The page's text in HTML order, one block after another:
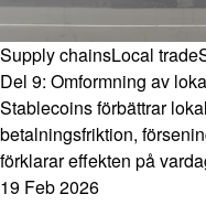
Supply chainsLocal trade
Del 9: Omformning av
Stablecoins förbättrar
betalningsfriktion,
förklarar effekten på
19 Feb 2026